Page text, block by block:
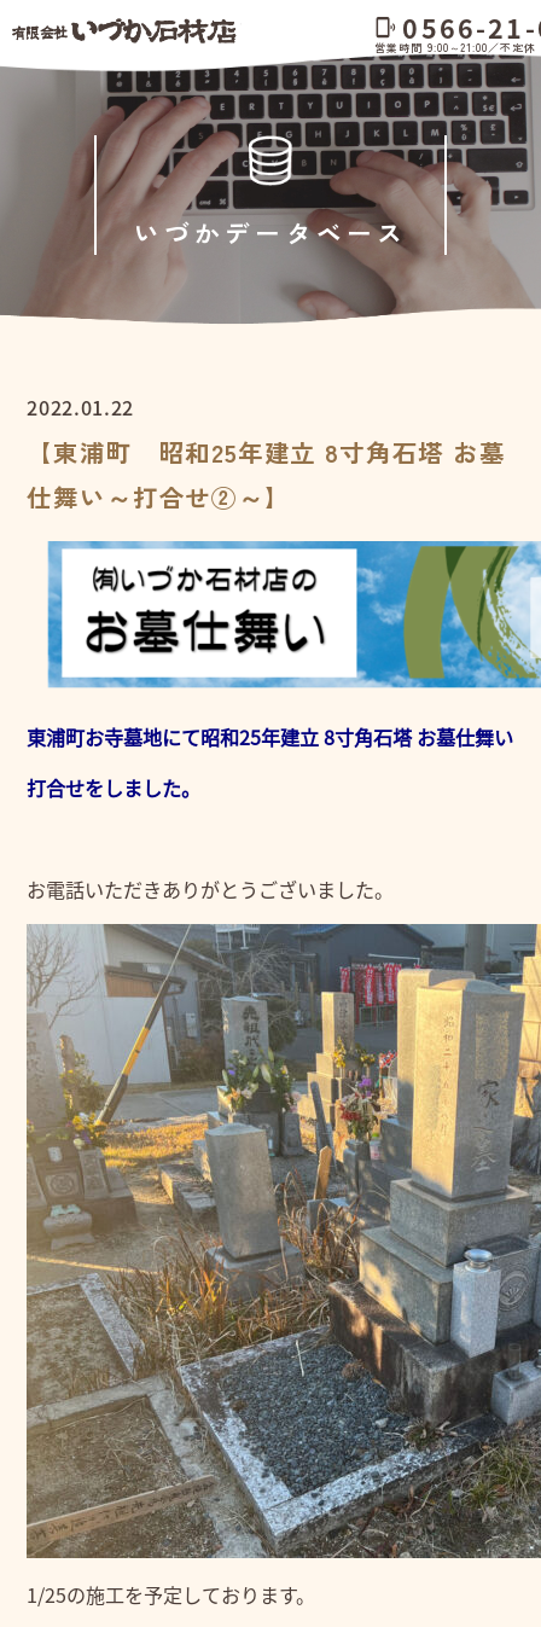
いづかデータベース
2022.01.22
【東浦町 昭和25年建立 8寸角石塔 お墓
仕舞い～打合せ②～】
東浦町お寺墓地にて昭和25年建立 8寸角石塔 お墓仕舞い
打合せをしました。
お電話いただきありがとうございました。
1/25の施工を予定しております。
phonelink_ring 0566-
営業時間 9:00～21:00／不定休